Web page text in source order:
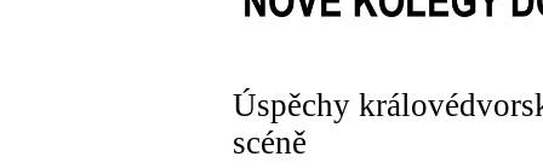
Úspěchy
scéně